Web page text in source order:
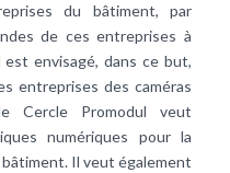
du bâtiment, par
de ces entreprises à
envisagé, dans ce but,
entreprises des caméras
Cercle Promodul veut
numériques pour la
Il veut également